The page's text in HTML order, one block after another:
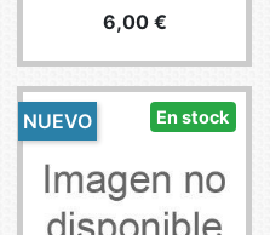
Precio
6,00 €
En stock
NUEVO